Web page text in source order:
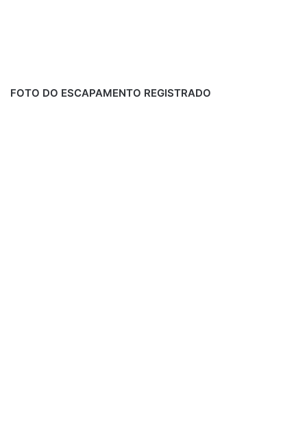
FOTO DO ESCAPAMENTO REGISTRADO